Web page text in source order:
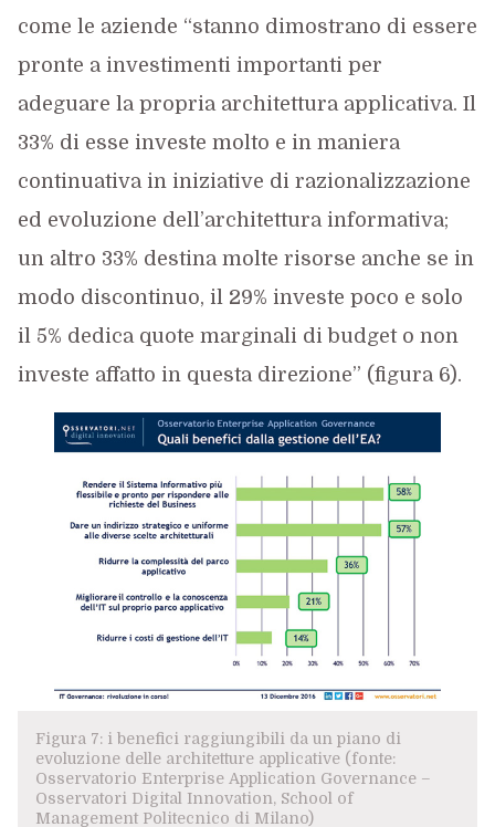
come le aziende “stanno dimostrano di essere
pronte a investimenti importanti per
adeguare la propria architettura applicativa. Il
33% di esse investe molto e in maniera
continuativa in iniziative di razionalizzazione
ed evoluzione dell’architettura informativa;
un altro 33% destina molte risorse anche se in
modo discontinuo, il 29% investe poco e solo
il 5% dedica quote marginali di budget o non
investe affatto in questa direzione” (figura 6).
Figura 7: i benefici raggiungibili da un piano di
evoluzione delle architetture applicative (fonte:
Osservatorio Enterprise Application Governance –
Osservatori Digital Innovation, School of
Management Politecnico di Milano)